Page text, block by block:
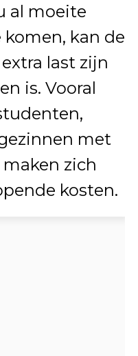
al moeite
kan de
last zijn
is. Vooral
met
zich
kosten.